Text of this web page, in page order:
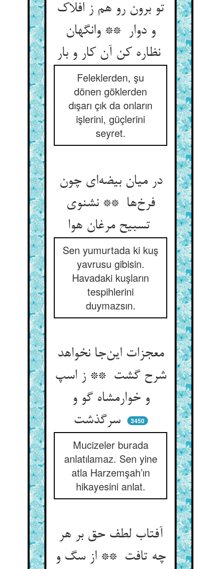
تو برون رو هم ز افلاک
و دوار ** وانگهان
نظاره کن آن کار و بار
Feleklerden, şu
dönen göklerden
dışarı çık da onların
işlerini, güçlerini
seyret.
در میان بیضه‌ای چون
فرخ‌ها ** نشنوی
تسبیح مرغان هوا
Sen yumurtada ki kuş
yavrusu gibisin.
Havadaki kuşların
tespihlerini
duymazsın.
معجزات این‌جا نخواهد
شرح گشت ** ز اسپ
و خوارمشاه گو و
سرگذشت
3450
Mucizeler burada
anlatılamaz. Sen yine
atla Harzemşah’ın
hikayesini anlat.
آفتاب لطف حق بر هر
چه تافت ** از سگ و